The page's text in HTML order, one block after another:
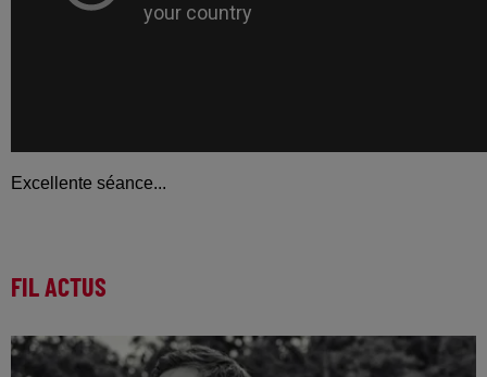
Excellente séance...
FIL ACTUS